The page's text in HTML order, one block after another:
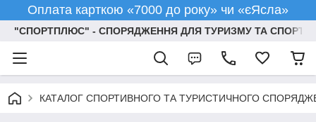
Оплата карткою «7000 до року» чи «єЯсла»
"СПОРТПЛЮС" - СПОРЯДЖЕННЯ ДЛЯ ТУРИЗМУ ТА СПОРТУ
КАТАЛОГ СПОРТИВНОГО ТА ТУРИСТИЧНОГО